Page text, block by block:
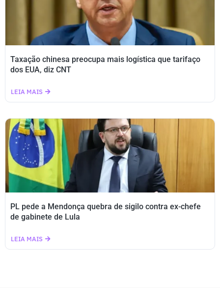
Taxação chinesa preocupa mais logística que tarifaço
dos EUA, diz CNT
LEIA MAIS
PL pede a Mendonça quebra de sigilo contra ex-chefe
de gabinete de Lula
LEIA MAIS